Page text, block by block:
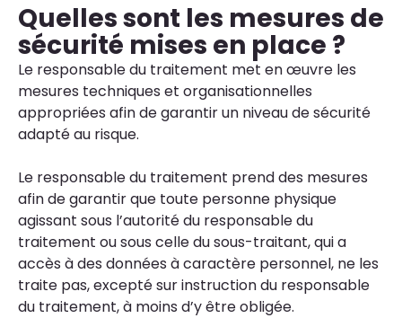
Quelles sont les mesures de
sécurité mises en place ?
Le responsable du traitement met en œuvre les
mesures techniques et organisationnelles
appropriées afin de garantir un niveau de sécurité
adapté au risque.
Le responsable du traitement prend des mesures
afin de garantir que toute personne physique
agissant sous l’autorité du responsable du
traitement ou sous celle du sous-traitant, qui a
accès à des données à caractère personnel, ne les
traite pas, excepté sur instruction du responsable
du traitement, à moins d’y être obligée.